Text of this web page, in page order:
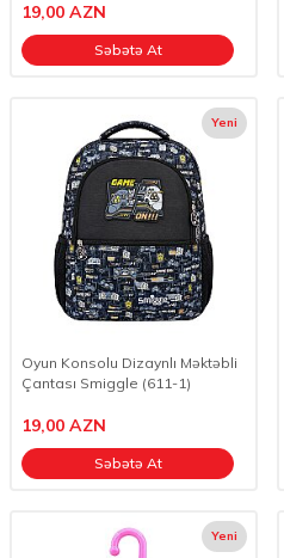
19,00 AZN
Səbətə At
Yeni
Oyun Konsolu Dizaynlı Məktəbli
Çantası Smiggle (611-1)
19,00 AZN
Səbətə At
Yeni